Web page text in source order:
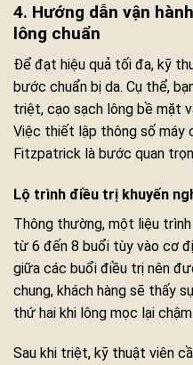
4. Hướng dẫn vận
lông chuẩn
Để đạt hiệu quả tối đa, kỹ
bước chuẩn bị da. Cụ thể,
triệt, cạo sạch lông bề mặt
Việc thiết lập thông số máy
Fitzpatrick là bước quan
Lộ trình điều trị khuyến
Thông thường, một liệu
từ 6 đến 8 buổi tùy vào cơ
giữa các buổi điều trị nên
chung, khách hàng sẽ thấy
thứ hai khi lông mọc lại chậm
Sau khi triệt, kỹ thuật viên